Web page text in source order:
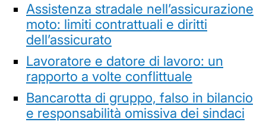
Assistenza stradale nell’assicurazione
moto: limiti contrattuali e diritti
dell’assicurato
Lavoratore e datore di lavoro: un
rapporto a volte conflittuale
Bancarotta di gruppo, falso in bilancio
e responsabilità omissiva dei sindaci